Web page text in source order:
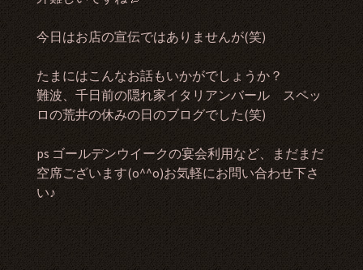
今日はお店の宣伝ではありませんが(笑)
たまにはこんなお話もいかがでしょうか？
難波、千日前の隠れ家イタリアンバール スペッ
ロの荒井の休みの日のブログでした(笑)
ps ゴールデンウイークの宴会利用など、まだまだ
空席ございます(o^^o)お気軽にお問い合わせ下さ
い♪